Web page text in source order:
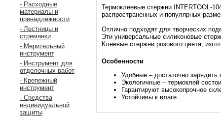
- Расходные
материалы и
принадлежности
- Лестницы и
стремянки
- Мерительный
инструмент
- Инструмент для
отделочных работ
- Крепежный
инструмент
- Средства
индивидуальной
защиты
Термоклеевые стержни INTERTOOL-
распространенных и популярных
Отлично подходят для творческих
Эти универсальные силиконовые
Клеевые стержни розового цвета,
Особенности
Удобные – достаточно
Экологичные – термоклей
Гарантируют высокопрочное
Устойчивы к влаге.